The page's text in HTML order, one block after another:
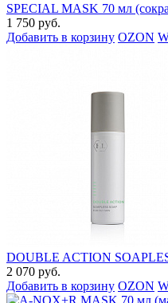
SPECIAL MASK 70 мл
1 750 руб.
Добавить в корзину OZON
DOUBLE ACTION
2 070 руб.
Добавить в корзину OZON